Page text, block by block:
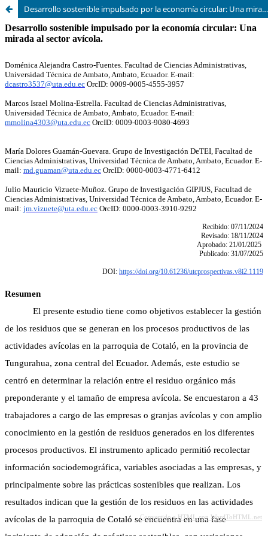
Desarrollo sostenible impulsado por la economía circular: Una mirada al sector avícola